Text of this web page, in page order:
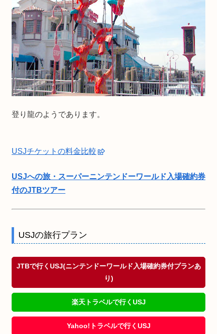
登り龍のようであります。
USJチケットの料金比較
USJへの旅・スーパーニンテンドーワールド入場確約券
付のJTBツアー
USJの旅行プラン
JTBで行くUSJ(ニンテンドーワールド入場確約券付プランあ
り)
楽天トラベルで行くUSJ
Yahoo!トラベルで行くUSJ